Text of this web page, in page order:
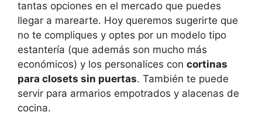
tantas opciones en el mercado que puedes
llegar a marearte. Hoy queremos sugerirte que
no te compliques y optes por un modelo tipo
estantería (que además son mucho más
económicos) y los personalices con cortinas
para closets sin puertas. También te puede
servir para armarios empotrados y alacenas de
cocina.